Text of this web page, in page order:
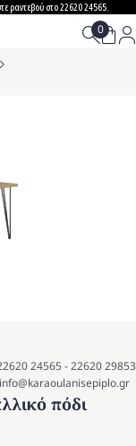
ραντεβού στο 22620 24565.
>
24565-22620 29853
info@karaoulanisepiplo.gr
πόδι